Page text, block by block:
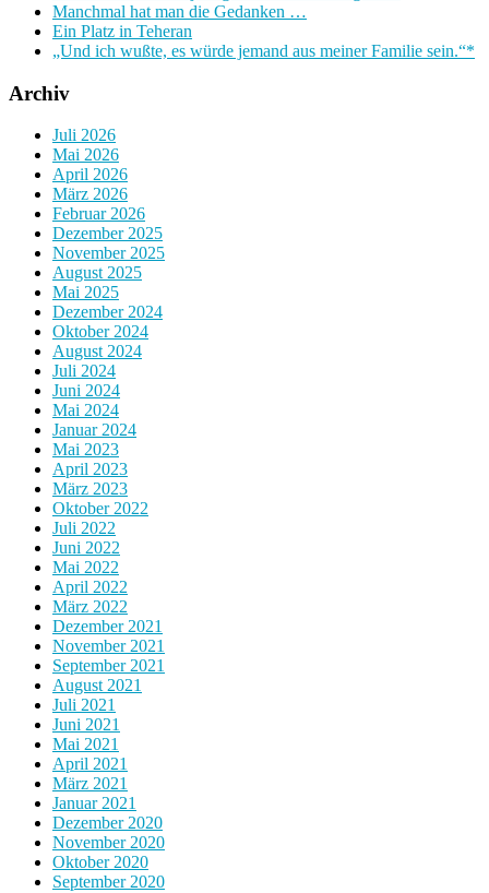
Manchmal hat man die Gedanken …
Ein Platz in Teheran
„Und ich wußte, es würde jemand aus meiner Familie sein.“*
Archiv
Juli 2026
Mai 2026
April 2026
März 2026
Februar 2026
Dezember 2025
November 2025
August 2025
Mai 2025
Dezember 2024
Oktober 2024
August 2024
Juli 2024
Juni 2024
Mai 2024
Januar 2024
Mai 2023
April 2023
März 2023
Oktober 2022
Juli 2022
Juni 2022
Mai 2022
April 2022
März 2022
Dezember 2021
November 2021
September 2021
August 2021
Juli 2021
Juni 2021
Mai 2021
April 2021
März 2021
Januar 2021
Dezember 2020
November 2020
Oktober 2020
September 2020